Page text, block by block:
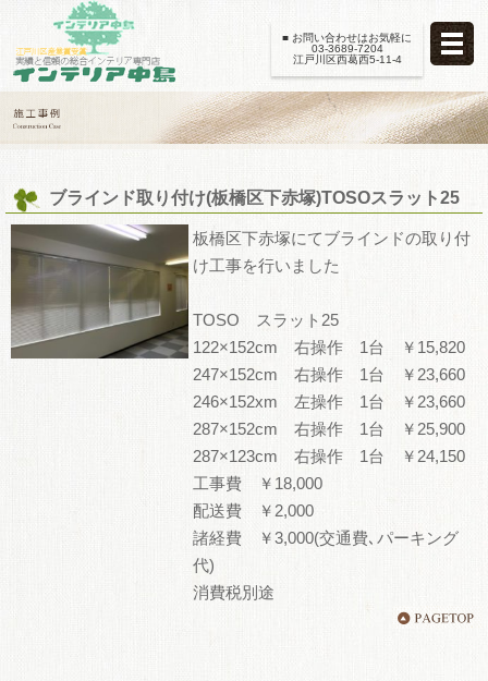
■ お問い合わせはお気軽に
03-3689-7204
江戸川区西葛西5-11-4
ブラインド取り付け(板橋区下赤塚)TOSOスラット25
板橋区下赤塚にてブラインドの取り付
け工事を行いました
TOSO スラット25
122×152cm 右操作 1台 ￥15,820
247×152cm 右操作 1台 ￥23,660
246×152xm 左操作 1台 ￥23,660
287×152cm 右操作 1台 ￥25,900
287×123cm 右操作 1台 ￥24,150
工事費 ￥18,000
配送費 ￥2,000
諸経費 ￥3,000(交通費､パーキング
代)
消費税別途